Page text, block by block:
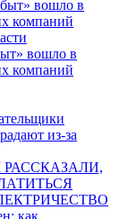
вошло в
компаний
вошло в
компаний
из-за